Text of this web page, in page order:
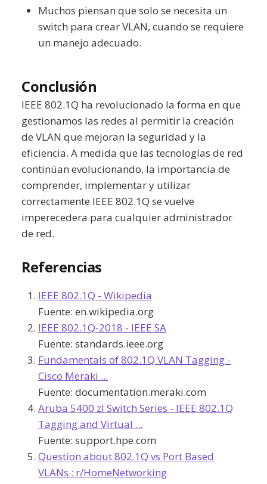
Muchos piensan que solo se necesita un
switch para crear VLAN, cuando se requiere
un manejo adecuado.
Conclusión
IEEE 802.1Q ha revolucionado la forma en que
gestionamos las redes al permitir la creación
de VLAN que mejoran la seguridad y la
eficiencia. A medida que las tecnologías de red
continúan evolucionando, la importancia de
comprender, implementar y utilizar
correctamente IEEE 802.1Q se vuelve
imperecedera para cualquier administrador
de red.
Referencias
IEEE 802.1Q - Wikipedia
Fuente: en.wikipedia.org
IEEE 802.1Q-2018 - IEEE SA
Fuente: standards.ieee.org
Fundamentals of 802.1Q VLAN Tagging -
Cisco Meraki ...
Fuente: documentation.meraki.com
Aruba 5400 zl Switch Series - IEEE 802.1Q
Tagging and Virtual ...
Fuente: support.hpe.com
Question about 802.1Q vs Port Based
VLANs : r/HomeNetworking